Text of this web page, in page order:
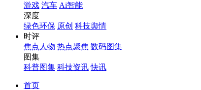
游戏 汽车 Ai智能
深度
绿色环保 原创 科技舆情
时评
焦点人物 热点聚焦 数码图集
图集
科普图集 科技资讯 快讯
首页